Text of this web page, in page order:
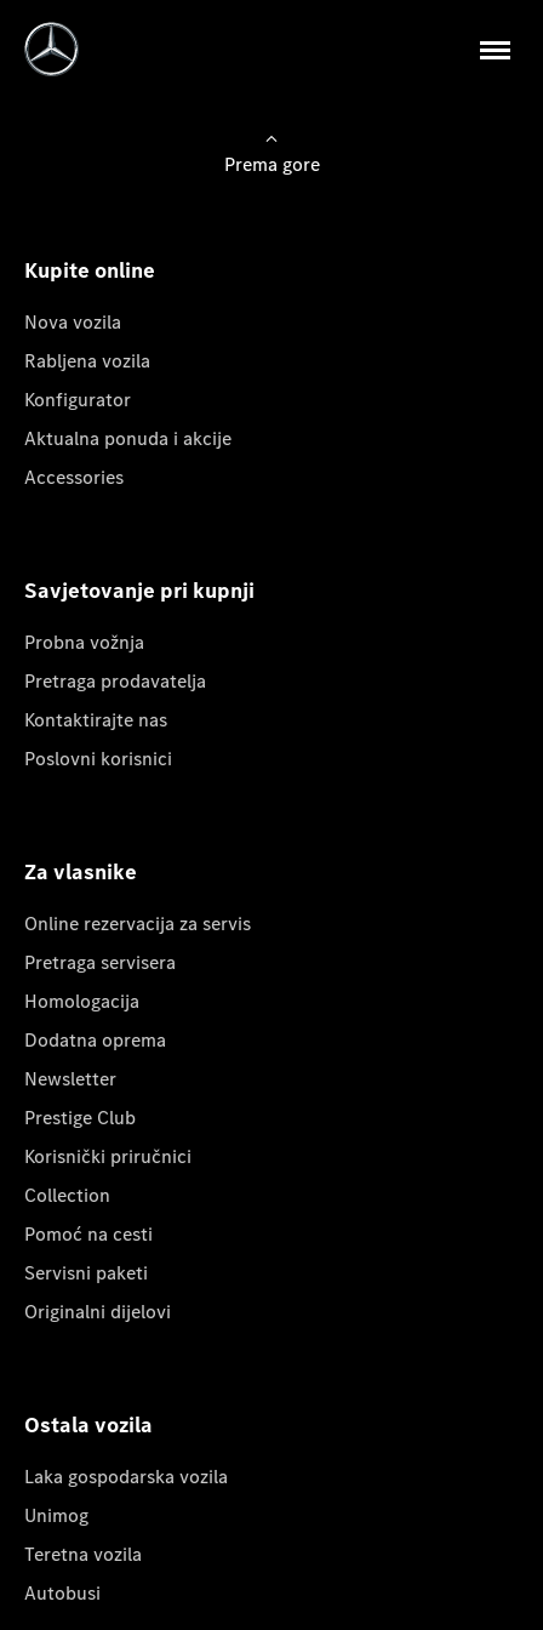
Prema gore
Kupite online
Nova vozila
Rabljena vozila
Konfigurator
Aktualna ponuda i akcije
Accessories
Savjetovanje pri kupnji
Probna vožnja
Pretraga prodavatelja
Kontaktirajte nas
Poslovni korisnici
Za vlasnike
Online rezervacija za servis
Pretraga servisera
Homologacija
Dodatna oprema
Newsletter
Prestige Club
Korisnički priručnici
Collection
Pomoć na cesti
Servisni paketi
Originalni dijelovi
Ostala vozila
Laka gospodarska vozila
Unimog
Teretna vozila
Autobusi